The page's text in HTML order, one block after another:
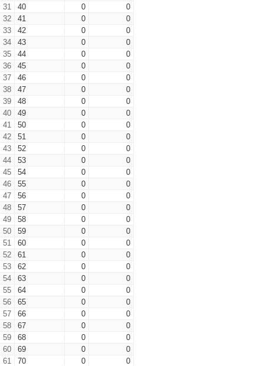
31
40 0
0
32
41 0
0
33
42 0
0
34
43 0
0
35
44 0
0
36
45 0
0
37
46 0
0
38
47 0
0
39
48 0
0
40
49 0
0
41
50 0
0
42
51 0
0
43
52 0
0
44
53 0
0
45
54 0
0
46
55 0
0
47
56 0
0
48
57 0
0
49
58 0
0
50
59 0
0
51
60 0
0
52
61 0
0
53
62 0
0
54
63 0
0
55
64 0
0
56
65 0
0
57
66 0
0
58
67 0
0
59
68 0
0
60
69 0
0
61
70 0
0